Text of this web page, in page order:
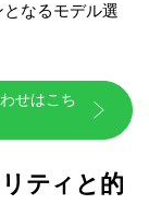
なるモデル選
せはこち
ティと的